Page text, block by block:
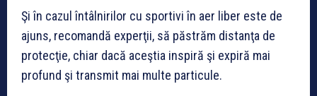
Şi în cazul întâlnirilor cu sportivi în aer liber este de
ajuns, recomandă experţii, să păstrăm distanţa de
protecţie, chiar dacă aceştia inspiră şi expiră mai
profund şi transmit mai multe particule.